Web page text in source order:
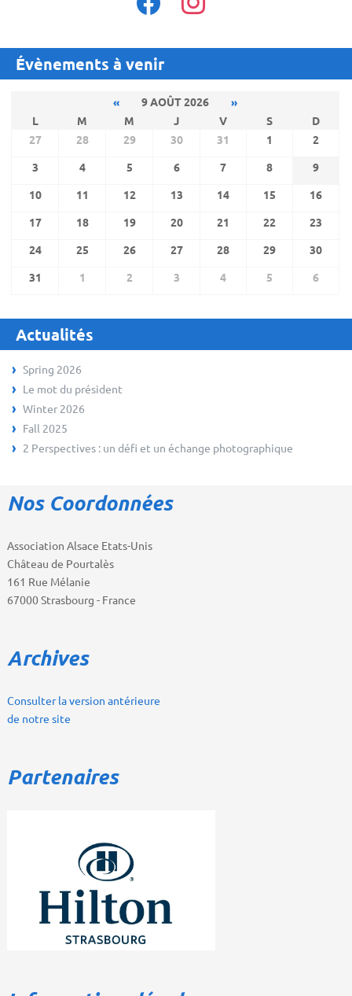
Évènements à venir
« 9 AOÛT 2026
»
L
M M J V S
D
27
28 29 30 31 1
2
3
4 5 6 7 8
9
10
11 12 13 14 15
16
17
18 19 20 21 22
23
24
25 26 27 28 29
30
31
1 2 3 4 5 6
Actualités
Spring 2026
Le mot du président
Winter 2026
Fall 2025
2 Perspectives : un défi et un échange photographique
Nos Coordonnées
Association Alsace Etats-Unis
Château de Pourtalès
161 Rue Mélanie
67000 Strasbourg - France
Archives
Consulter la version antérieure
de notre site
Partenaires